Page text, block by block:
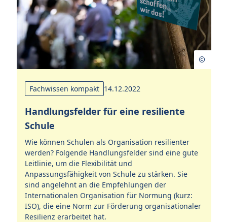
Fachwissen kompakt 14.12.2022
Handlungsfelder für eine resiliente
Schule
Wie können Schulen als Organisation resilienter
werden? Folgende Handlungsfelder sind eine gute
Leitlinie, um die Flexibilität und
Anpassungsfähigkeit von Schule zu stärken. Sie
sind angelehnt an die Empfehlungen der
Internationalen Organisation für Normung (kurz:
ISO), die eine Norm zur Förderung organisationaler
Resilienz erarbeitet hat.